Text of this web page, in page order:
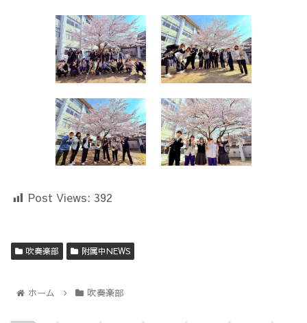
Post Views: 392
吹奏楽部 附属中NEWS
ホーム 吹奏楽部